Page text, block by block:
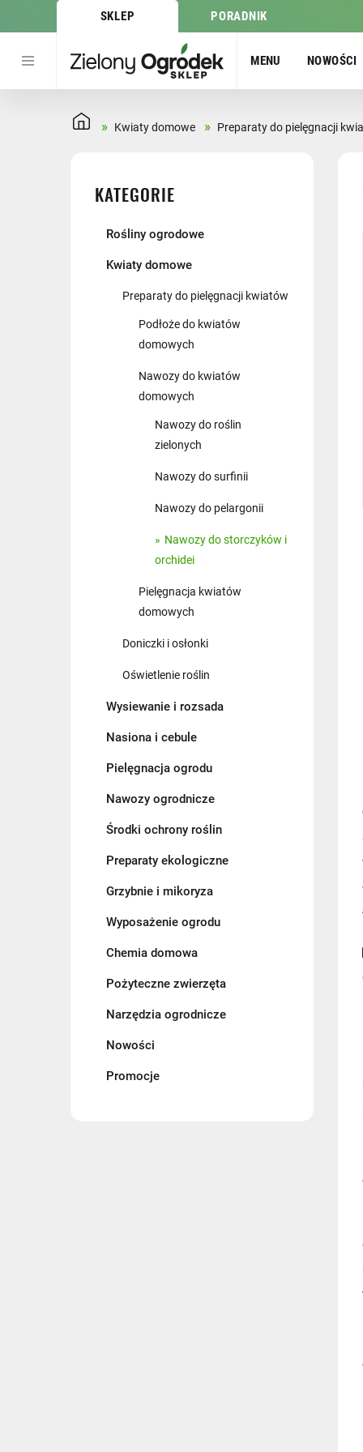
SKLEP PORADNIK
MENU NOWOŚCI
» Kwiaty domowe » Preparaty do pielęgnacji
KATEGORIE
Rośliny ogrodowe
Kwiaty domowe
Preparaty do pielęgnacji kwiatów
Podłoże do kwiatów
domowych
Nawozy do kwiatów
domowych
Nawozy do roślin
zielonych
Nawozy do surfinii
Nawozy do pelargonii
Nawozy do storczyków i
orchidei
Pielęgnacja kwiatów
domowych
Doniczki i osłonki
Oświetlenie roślin
Wysiewanie i rozsada
Nasiona i cebule
Pielęgnacja ogrodu
Nawozy ogrodnicze
Środki ochrony roślin
Preparaty ekologiczne
Grzybnie i mikoryza
Wyposażenie ogrodu
Chemia domowa
Pożyteczne zwierzęta
Narzędzia ogrodnicze
Nowości
Promocje